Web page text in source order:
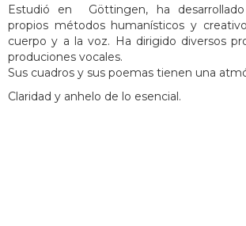
Estudió en Göttingen, ha
propios métodos humanísticos y
cuerpo y a la voz. Ha dirigido diversos
produciones vocales.
Sus cuadros y sus poemas tienen una
Claridad y anhelo de lo esencial.